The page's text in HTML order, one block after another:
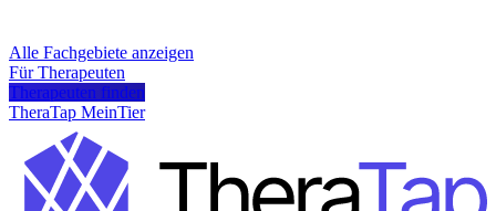
Alle Fachgebiete anzeigen
Für Therapeuten
Therapeuten finden
TheraTap MeinTier